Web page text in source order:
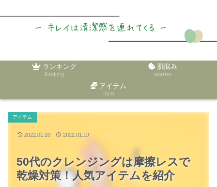
ランキング
Ranking
肌悩み
worries
アイテム
item
50代のクレンジングは摩擦レスで
乾燥対策！人気アイテムを紹介
アイテム
2022.01.20 2022.01.19